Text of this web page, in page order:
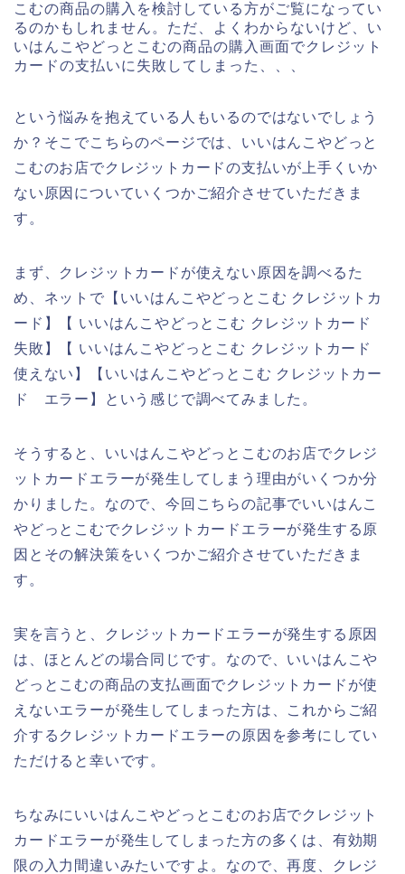
こむの商品の購入を検討している方がご覧になってい
るのかもしれません。ただ、よくわからないけど、い
いはんこやどっとこむの商品の購入画面でクレジット
カードの支払いに失敗してしまった、、、
という悩みを抱えている人もいるのではないでしょう
か？そこでこちらのページでは、いいはんこやどっと
こむのお店でクレジットカードの支払いが上手くいか
ない原因についていくつかご紹介させていただきま
す。
まず、クレジットカードが使えない原因を調べるた
め、ネットで【いいはんこやどっとこむ クレジットカ
ード】【 いいはんこやどっとこむ クレジットカード
失敗】【 いいはんこやどっとこむ クレジットカード
使えない】【いいはんこやどっとこむ クレジットカー
ド エラー】という感じで調べてみました。
そうすると、いいはんこやどっとこむのお店でクレジ
ットカードエラーが発生してしまう理由がいくつか分
かりました。なので、今回こちらの記事でいいはんこ
やどっとこむでクレジットカードエラーが発生する原
因とその解決策をいくつかご紹介させていただきま
す。
実を言うと、クレジットカードエラーが発生する原因
は、ほとんどの場合同じです。なので、いいはんこや
どっとこむの商品の支払画面でクレジットカードが使
えないエラーが発生してしまった方は、これからご紹
介するクレジットカードエラーの原因を参考にしてい
ただけると幸いです。
ちなみにいいはんこやどっとこむのお店でクレジット
カードエラーが発生してしまった方の多くは、有効期
限の入力間違いみたいですよ。なので、再度、クレジ